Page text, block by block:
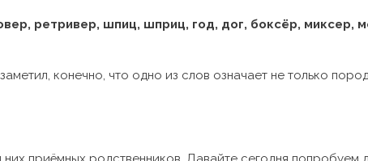
ретривер, шпиц, шприц, год, дог, боксёр, миксер,
конечно, что одно из слов означает не только